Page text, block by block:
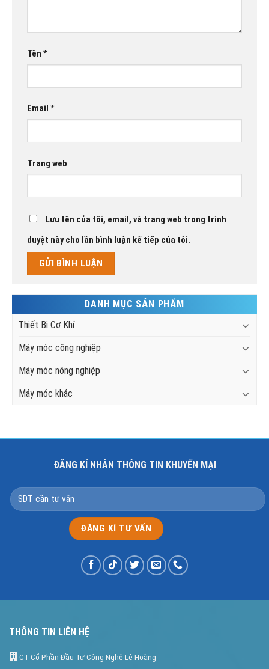
Tên *
Email *
Trang web
Lưu tên của tôi, email, và trang web trong trình
duyệt này cho lần bình luận kế tiếp của tôi.
DANH MỤC SẢN PHẨM
Thiết Bị Cơ Khí
Máy móc công nghiệp
Máy móc nông nghiệp
Máy móc khác
ĐĂNG KÍ NHÂN THÔNG TIN KHUYẾN MẠI
THÔNG TIN LIÊN HỆ
CT Cổ Phần Đầu Tư Công Nghệ Lê Hoàng